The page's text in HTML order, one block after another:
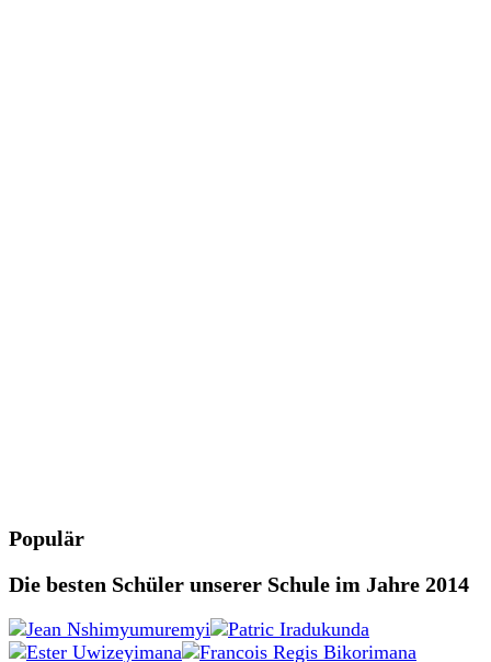
Populär
Die besten Schüler unserer Schule im Jahre 2014